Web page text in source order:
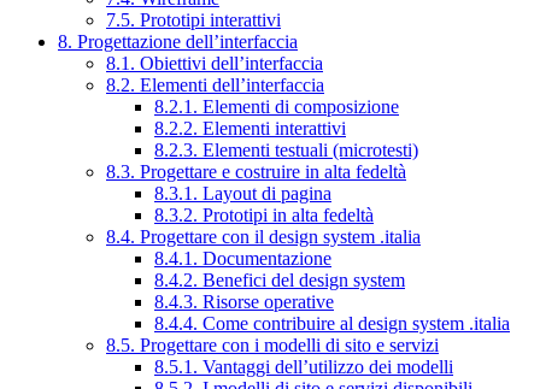
7.5. Prototipi interattivi
8. Progettazione dell’interfaccia
8.1. Obiettivi dell’interfaccia
8.2. Elementi dell’interfaccia
8.2.1. Elementi di composizione
8.2.2. Elementi interattivi
8.2.3. Elementi testuali (microtesti)
8.3. Progettare e costruire in alta fedeltà
8.3.1. Layout di pagina
8.3.2. Prototipi in alta fedeltà
8.4. Progettare con il design system .italia
8.4.1. Documentazione
8.4.2. Benefici del design system
8.4.3. Risorse operative
8.4.4. Come contribuire al design system .italia
8.5. Progettare con i modelli di sito e servizi
8.5.1. Vantaggi dell’utilizzo dei modelli